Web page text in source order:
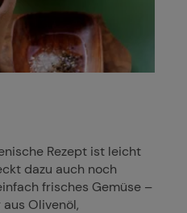
Rezept ist leicht
dazu auch noch
frisches Gemüse –
Olivenöl,